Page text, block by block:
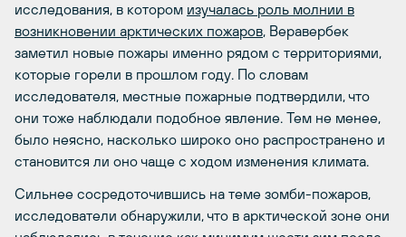
исследования, в котором изучалась роль молнии в
возникновении арктических пожаров, Веравербек
заметил новые пожары именно рядом с территориями,
которые горели в прошлом году. По словам
исследователя, местные пожарные подтвердили, что
они тоже наблюдали подобное явление. Тем не менее,
было неясно, насколько широко оно распространено и
становится ли оно чаще с ходом изменения климата.
Сильнее сосредоточившись на теме зомби-пожаров,
исследователи обнаружили, что в арктической зоне они